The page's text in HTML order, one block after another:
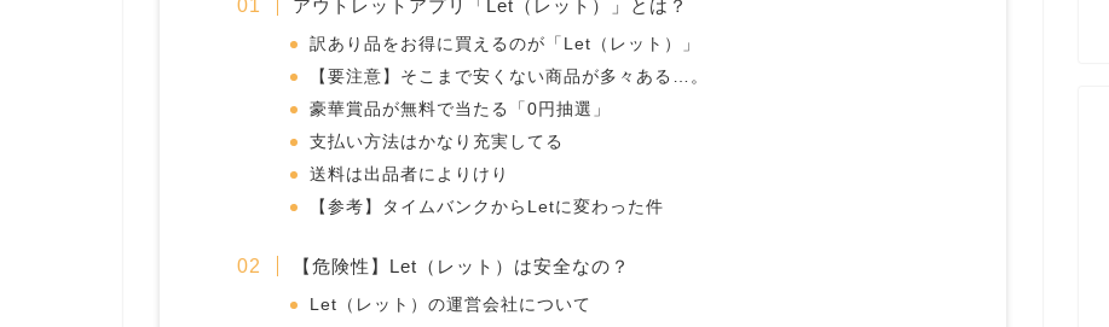
アウトレットアプリ「Let（レット）」とは？
訳あり品をお得に買えるのが「Let（レット）」
【要注意】そこまで安くない商品が多々ある…。
豪華賞品が無料で当たる「0円抽選」
支払い方法はかなり充実してる
送料は出品者によりけり
【参考】タイムバンクからLetに変わった件
【危険性】Let（レット）は安全なの？
Let（レット）の運営会社について